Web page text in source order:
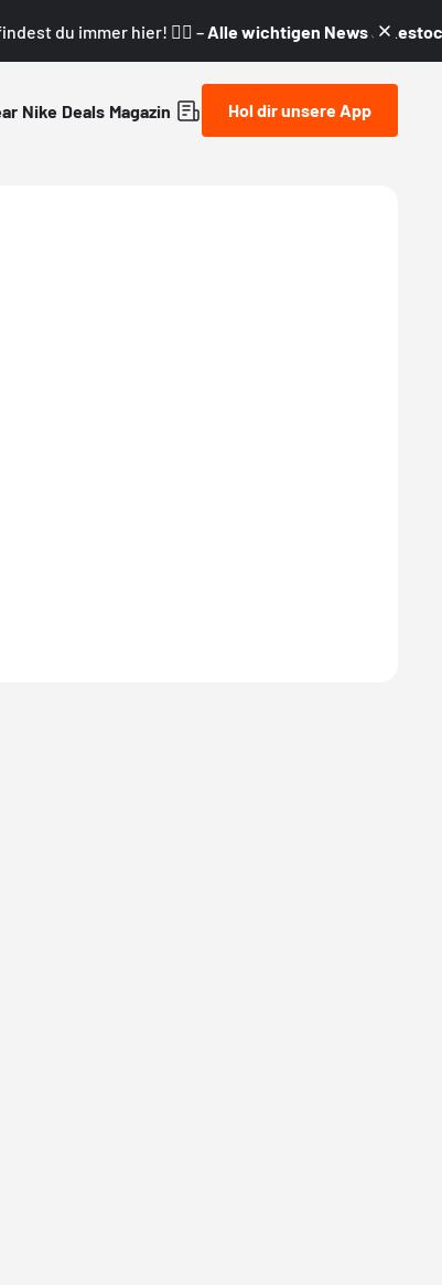
du immer hier! 👇🏼 – Alle wichtigen News &
Nike Deals Magazin Hol dir unsere App